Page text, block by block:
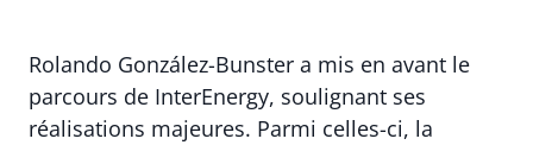
Rolando González-Bunster a mis en avant le
parcours de InterEnergy, soulignant ses
réalisations majeures. Parmi celles-ci, la